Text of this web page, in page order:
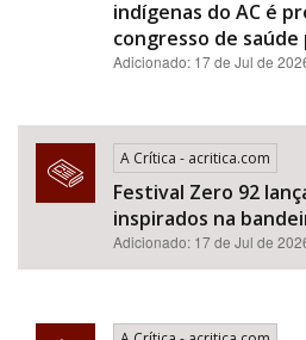
indígenas do AC é
congresso de
Adicionado: 17 de Jul de
A Crítica - acritica.com
Festival Zero 92
inspirados na
Adicionado: 17 de Jul de